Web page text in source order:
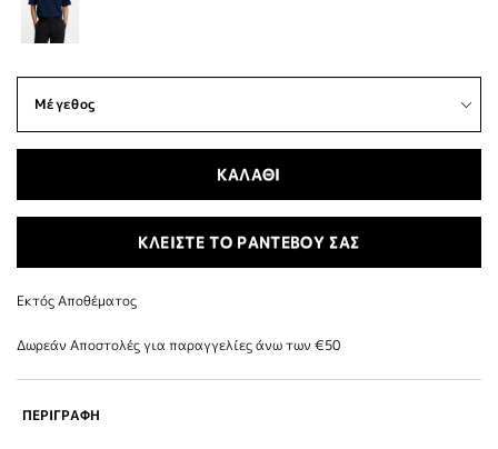
ΚΑΛΑΘΙ
ΚΛΕΙΣΤΕ ΤΟ ΡΑΝΤΕΒΟΥ ΣΑΣ
Εκτός Αποθέματος
Δωρεάν Αποστολές για παραγγελίες άνω των €50
ΠΕΡΙΓΡΑΦΗ